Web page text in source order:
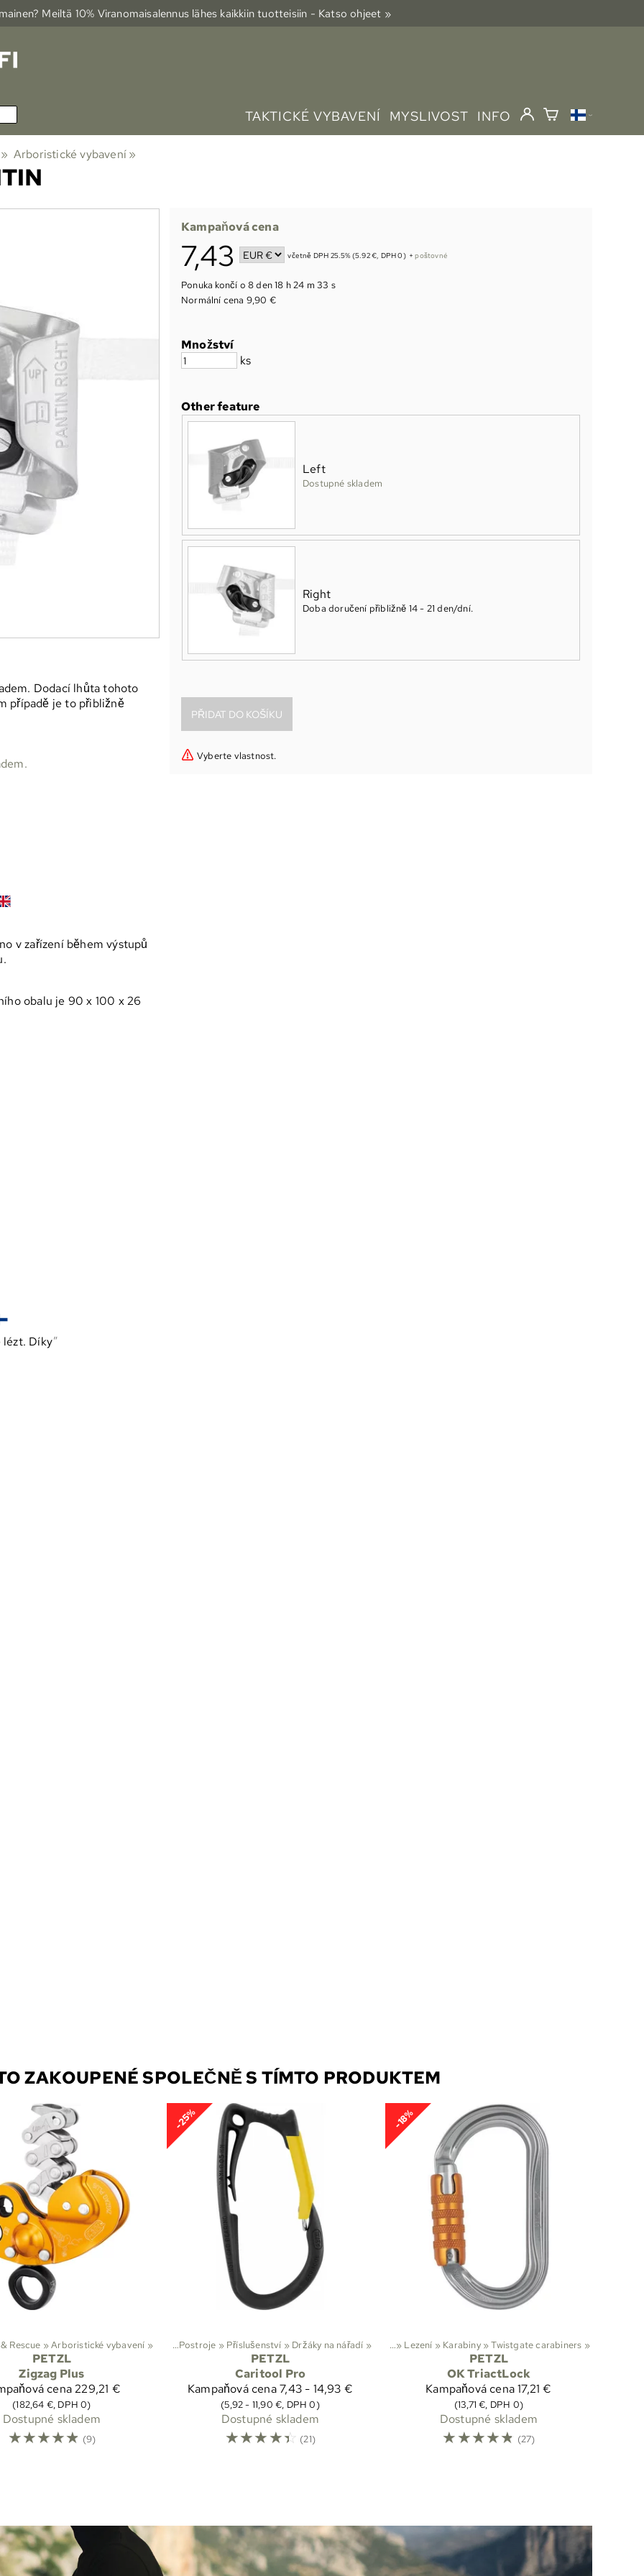
Meiltä 10% Viranomais­alennus lähes kaikkiin tuotteisiin - Katso ohjeet »
TAKTICKÉ VYBAVENÍ MYSLIVOST INFO
‪» Arboristické vybavení‪»
Kampaňová cena
7,43 včetně DPH 25.5% (5.92 €, DPH 0) +poštovné
Ponuka končí o 8 den 18 h 24 m 31 s
Normální cena 9,90 €
Množství
ks
Other feature
Left
Dostupné skladem
Right
Doba doručení přibližně 14 - 21 den/dní.
Vyberte vlastnost.
Dodací lhůta tohoto
případě je to přibližně
v zařízení během výstupů
obalu je 90 x 100 x 26
lézt. Díky
ZAKOUPENÉ SPOLEČNĚ S TÍMTO PRODUKTEM
& Rescue ‪»Arboristické vybavení ‪»
PETZL
Zigzag Plus
cena229,21 €
(182,64 €, DPH 0)
Dostupné skladem
☆☆☆☆☆ (9)
-25%
‪»Arborist, Rope Access & Rescue ‪» Postroje ‪» Příslušenství ‪» Držáky na nářadí ‪»
PETZL
Caritool Pro
Kampaňová cena7,43 - 14,93 €
(5,92 - 11,90 €, DPH 0)
Dostupné skladem
☆☆☆☆☆ (21)
-18%
Sporty ‪» Lezení ‪» Karabiny ‪»Twistgate carabiners ‪»
PETZL
OK TriactLock
Kampaňová cena17,21 €
(13,71 €, DPH 0)
Dostupné skladem
☆☆☆☆☆ (27)